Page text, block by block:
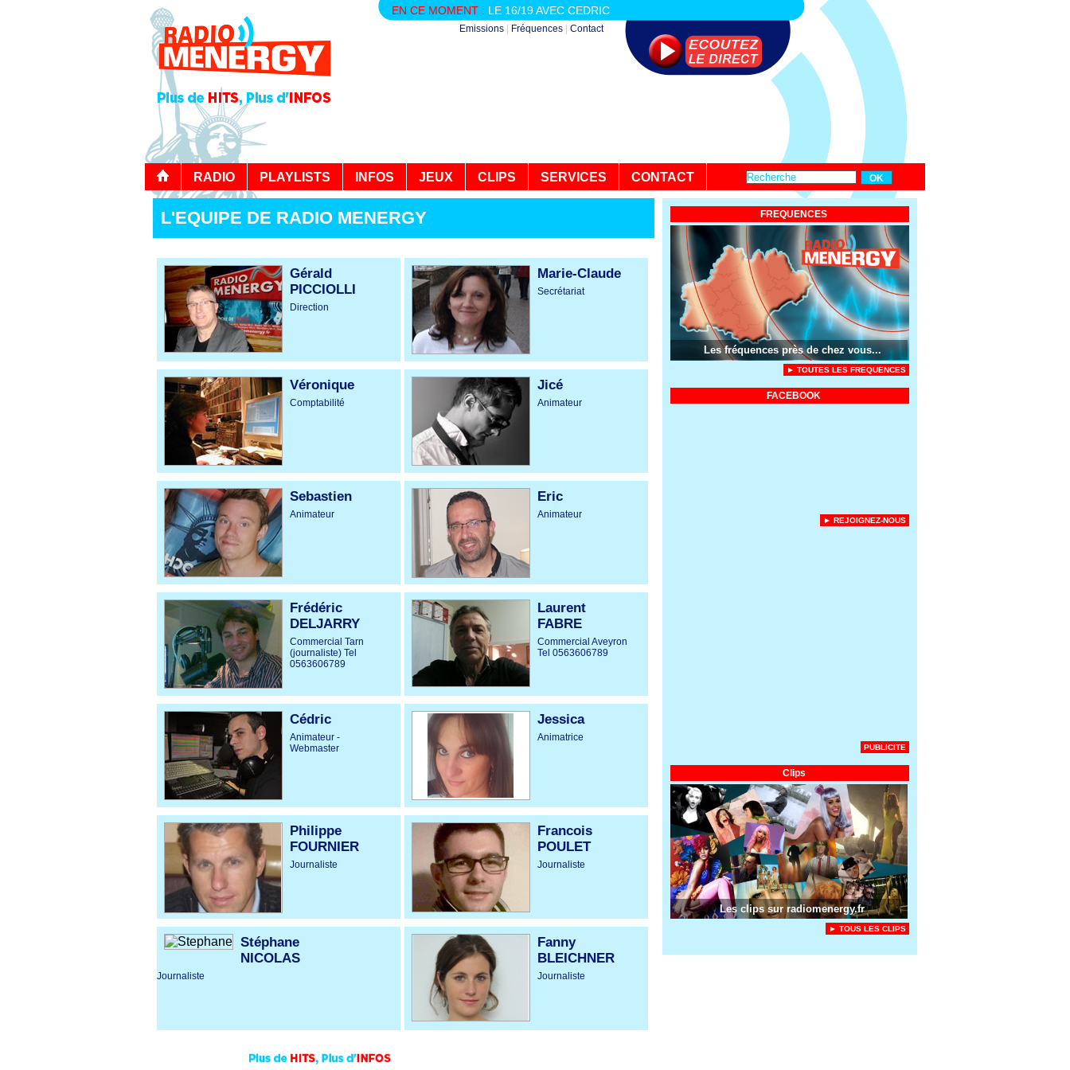
EN CE MOMENT : LE 16/19 AVEC CEDRIC
Emissions Fréquences Contact
RADIO PLAYLISTS INFOS JEUX CLIPS SERVICES CONTACT
L'EQUIPE DE RADIO MENERGY
Gérald
PICCIOLLI
Direction
Marie-Claude
Secrétariat
Véronique
Comptabilité
Jicé
Animateur
Sebastien
Animateur
Eric
Animateur
Frédéric
DELJARRY
Commercial Tarn
(journaliste) Tel
0563606789
Laurent
FABRE
Commercial Aveyron
Tel 0563606789
Cédric
Animateur -
Webmaster
Jessica
Animatrice
Philippe
FOURNIER
Journaliste
Francois
POULET
Journaliste
Stéphane
NICOLAS
Journaliste
Fanny
BLEICHNER
Journaliste
FREQUENCES
Les fréquences près de chez vous...
► TOUTES LES FREQUENCES
FACEBOOK
► REJOIGNEZ-NOUS
PUBLICITE
Clips
Les clips sur radiomenergy.fr
► TOUS LES CLIPS